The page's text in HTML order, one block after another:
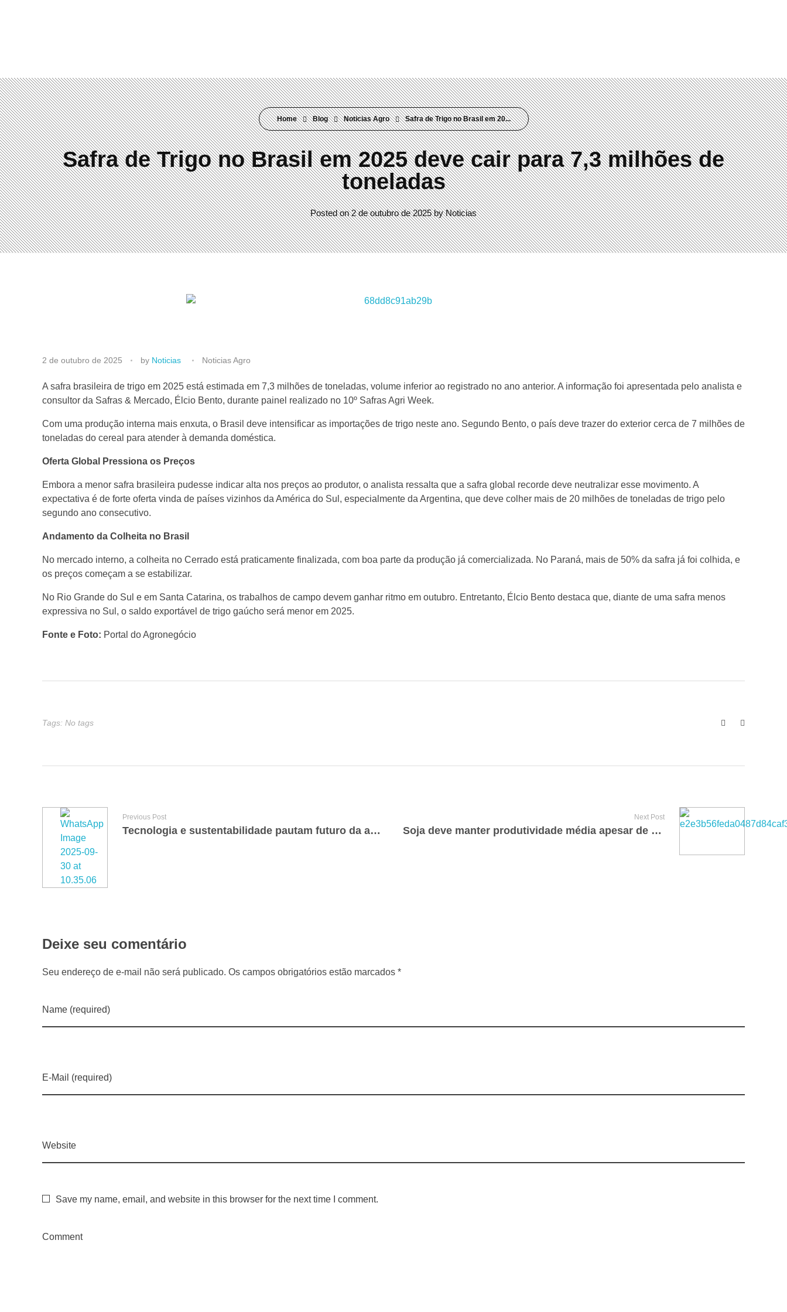
Home Blog Noticias Agro Safra de Trigo no Brasil em 20...
Safra de Trigo no Brasil em 2025 deve cair para 7,3 milhões de
toneladas
Posted on 2 de outubro de 2025 by Noticias
S
a
f
r
a
d
e
T
r
g
B
i
l
e
m
0
5
d
e
2 de outubro de 2025 by Noticias Noticias Agro
A safra brasileira de trigo em 2025 está estimada em 7,3 milhões de toneladas, volume inferior ao registrado no ano anterior. A informação foi apresentada pelo analista e
consultor da Safras & Mercado, Élcio Bento, durante painel realizado no 10º Safras Agri Week.
Com uma produção interna mais enxuta, o Brasil deve intensificar as importações de trigo neste ano. Segundo Bento, o país deve trazer do exterior cerca de 7 milhões de
toneladas do cereal para atender à demanda doméstica.
Oferta Global Pressiona os Preços
Embora a menor safra brasileira pudesse indicar alta nos preços ao produtor, o analista ressalta que a safra global recorde deve neutralizar esse movimento. A
expectativa é de forte oferta vinda de países vizinhos da América do Sul, especialmente da Argentina, que deve colher mais de 20 milhões de toneladas de trigo pelo
segundo ano consecutivo.
Andamento da Colheita no Brasil
No mercado interno, a colheita no Cerrado está praticamente finalizada, com boa parte da produção já comercializada. No Paraná, mais de 50% da safra já foi colhida, e
os preços começam a se estabilizar.
No Rio Grande do Sul e em Santa Catarina, os trabalhos de campo devem ganhar ritmo em outubro. Entretanto, Élcio Bento destaca que, diante de uma safra menos
expressiva no Sul, o saldo exportável de trigo gaúcho será menor em 2025.
Fonte e Foto: Portal do Agronegócio
Tags: No tags
Previous Post
Tecnologia e sustentabilidade pautam futuro da agricultura no Brasil
Next Post
Soja deve manter produtividade média apesar de risco de La Niña
Deixe seu comentário
Seu endereço de e-mail não será publicado. Os campos obrigatórios estão marcados *
Name (required)
E-Mail (required)
Website
Save my name, email, and website in this browser for the next time I comment.
Comment